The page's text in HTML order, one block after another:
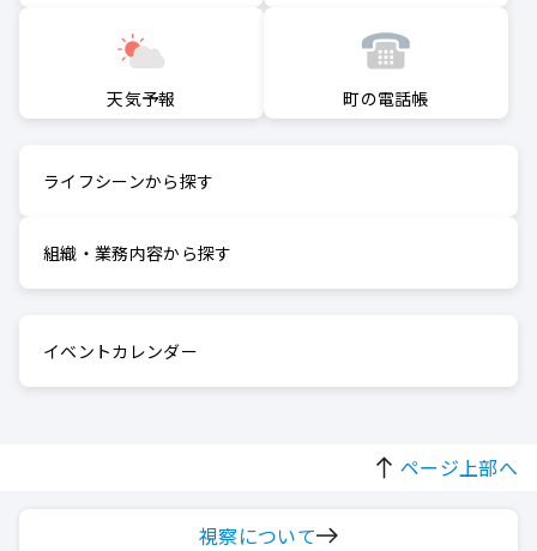
天気予報 町の電話帳
ライフシーンから探す
組織・業務内容から探す
イベントカレンダー
ページ上部へ
視察について